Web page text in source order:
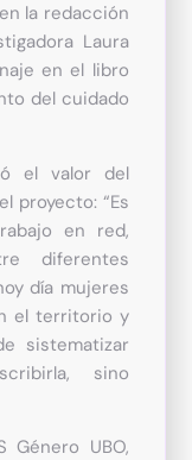
la redacción
Laura
en el libro
del cuidado
el valor del
proyecto: “Es
en red,
diferentes
día mujeres
el territorio y
sistematizar
sino
UBO,